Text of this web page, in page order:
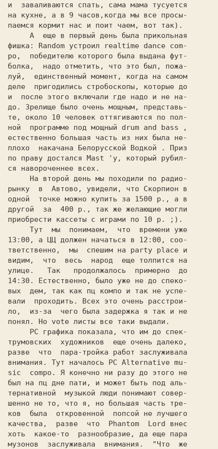
и  заваливаются спать, сама мама тусуется
на кухне, а в 9 часов,когда мы все просы-
паемся кормит нас и поит чаем, вот так).
фишка: Random устроил realtime dance com-
po,  победителю которого была выдана фут-
болка,  надо отметить, что это был, пожа-
луй,  единственный момент, когда на самом
деле  пригодились стробоскопы, которые до
и  после этого включали где надо и не на-
до. Зрелище было очень мощным, представь-
те, около 10 человек оттягиваются по пол-
ной  программе под мощный drum and bass
,
естественно большая часть из них была не-
плохо  накачана Белорусской Водкой
. Приз
по праву достался Mast
'у, который рубил-
ся навороченнее всех.
рынку  в  Автово, увидели, что Скорпион в
одной  точке можно купить за 1500 р., а в
другой  за  400 р., так же желающие могли
приобрести кассеты с играми по 10 р. ;).
13:00, а ЦЦ должен начаться в 12:00, соо-
тветственно,  мы  спешим на party place и
видим,  что  весь  народ  еще толпится на
улице.   Так   продолжалось  примерно  до
14:30. Естественно, было уже не до спеко-
вых  дем, так как пц компо и так не успе-
вали  проходить. Всех это очень расстрои-
ло,  из-за  чего была задержка я так и не
понял. Но vote листы все таки выдали.
PC графика показала, что им до спек-
трумовских  художников  еще очень далеко,
разве  что  пара-тройка работ заслуживала
внимания. Тут началось PC Alternative mu-
sic  compo. Я конечно ни разу до этого не
был на пц дне пати, и может быть под аль-
тернативной  музыкой люди понимают совер-
шенно не то, что я, но большая часть тре-
ков  была  откровенной  попсой не лучшего
качества,  разве  что Phantom  Lord внес
хоть  какое-то  разнообразие, да еще пара
музонов  заслуживала  внимания.
"Что  же